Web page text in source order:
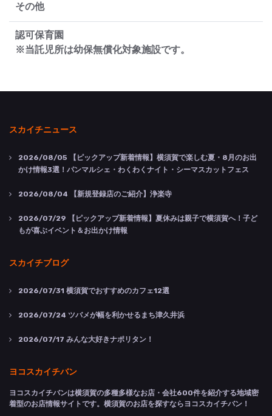
その他
認可保育園
※当託児所は幼保無償化対象施設です。
スカイチニュース
2026/08/05 【ピックアップ新着情報】横須賀で楽しむ夏・8月のお出
かけ情報3選！パンマルシェ・わくわくナイト・シーマスカットフェス
2026/08/04 【新規登録店のご紹介】浄楽寺
2026/07/29 【ピックアップ新着情報】夏休みは親子で横須賀へ！子ど
もが喜ぶイベント＆お出かけ情報
スカイチブログ
2026/07/31 横須賀でおすすめのカフェ12選
2026/07/24 ツバメが幅を利かせるまち津久井浜
2026/07/17 みんな大好きナポリタン！
ヨコスカイチバン
ヨコスカイチバンは横須賀の多種多様なお店・会社600件を紹介する地域密
着型のお店情報サイトです。横須賀のお店を探すならヨコスカイチバン！